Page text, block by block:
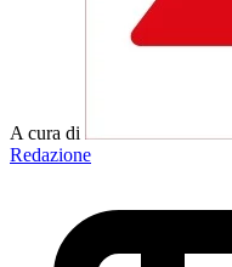
A cura di
Redazione